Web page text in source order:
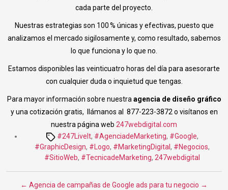
cada parte del proyecto.
Nuestras estrategias son 100 % únicas y efectivas, puesto que
analizamos el mercado sigilosamente y, como resultado, sabemos
lo que funciona y lo que no.
Estamos disponibles las veinticuatro horas del día para asesorarte
con cualquier duda o inquietud que tengas.
Para mayor información sobre nuestraagencia de diseño gráfico
y una cotización gratis,
llámanos al 877-223-3872 o visítanos en
nuestra página web 247webdigital.com
Tags#247LiveIt, #AgenciadeMarketing, #Google,
#GraphicDesign, #Logo, #MarketingDigital, #Negocios,
#SitioWeb, #TecnicadeMarketing, 247webdigital
← Agencia de campañas de Google ads para tu negocio →